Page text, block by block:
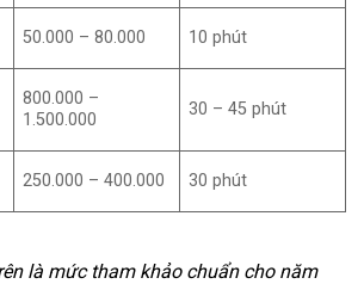
50.000 – 80.000 10 phút
800.000 –
1.500.000
30 – 45 phút
250.000 – 400.000 30 phút
là mức tham khảo chuẩn cho năm